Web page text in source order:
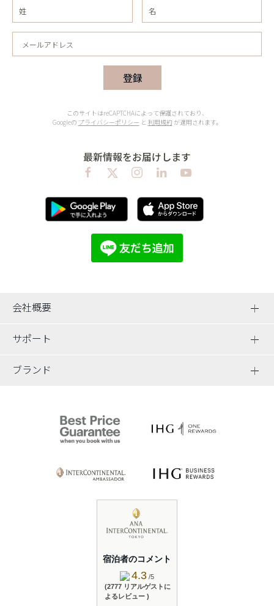
登録
このサイトはreCAPTCHAによって保護されており、
Googleの プライバシーポリシー と 利用規約が適用されます。
最新情報をお届けします
会社概要
サポート
ブランド
宿泊者のコメント
4.3 /5
(2777 リアルゲストに
よるレビュー )